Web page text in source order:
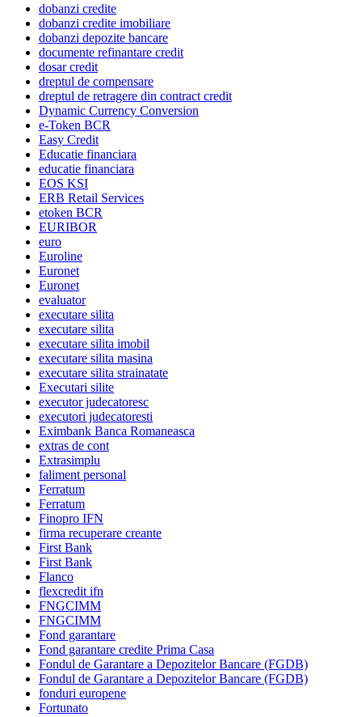
dobanzi credite
dobanzi credite imobiliare
dobanzi depozite bancare
documente refinantare credit
dosar credit
dreptul de compensare
dreptul de retragere din contract credit
Dynamic Currency Conversion
e-Token BCR
Easy Credit
Educatie financiara
educatie financiara
EOS KSI
ERB Retail Services
etoken BCR
EURIBOR
euro
Euroline
Euronet
Euronet
evaluator
executare silita
executare silita
executare silita imobil
executare silita masina
executare silita strainatate
Executari silite
executor judecatoresc
executori judecatoresti
Eximbank Banca Romaneasca
extras de cont
Extrasimplu
faliment personal
Ferratum
Ferratum
Finopro IFN
firma recuperare creante
First Bank
First Bank
Flanco
flexcredit ifn
FNGCIMM
FNGCIMM
Fond garantare
Fond garantare credite Prima Casa
Fondul de Garantare a Depozitelor Bancare (FGDB)
Fondul de Garantare a Depozitelor Bancare (FGDB)
fonduri europene
Fortunato